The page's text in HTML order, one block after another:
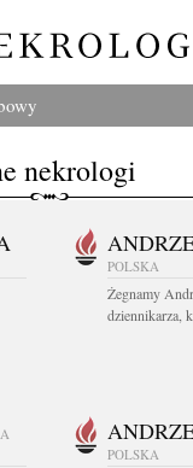
nekrologi
POLSKA
Żegnamy
dziennikarza,
POLSKA